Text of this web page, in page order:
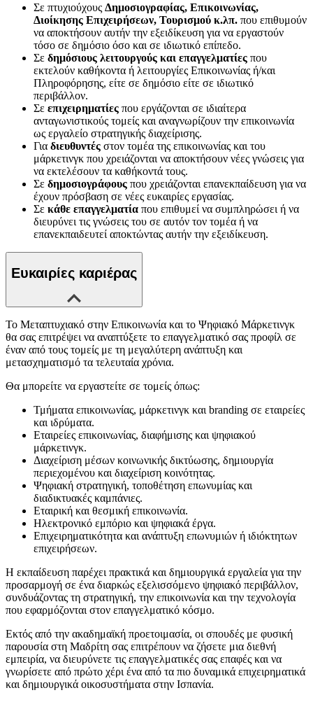
Σε πτυχιούχους Δημοσιογραφίας, Επικοινωνίας,
Διοίκησης Επιχειρήσεων, Τουρισμού κ.λπ. που επιθυμούν
να αποκτήσουν αυτήν την εξειδίκευση για να εργαστούν
τόσο σε δημόσιο όσο και σε ιδιωτικό επίπεδο.
Σε δημόσιους λειτουργούς και επαγγελματίες που
εκτελούν καθήκοντα ή λειτουργίες Επικοινωνίας ή/και
Πληροφόρησης, είτε σε δημόσιο είτε σε ιδιωτικό
περιβάλλον.
Σε επιχειρηματίες που εργάζονται σε ιδιαίτερα
ανταγωνιστικούς τομείς και αναγνωρίζουν την επικοινωνία
ως εργαλείο στρατηγικής διαχείρισης.
Για διευθυντές στον τομέα της επικοινωνίας και του
μάρκετινγκ που χρειάζονται να αποκτήσουν νέες γνώσεις για
να εκτελέσουν τα καθήκοντά τους.
Σε δημοσιογράφους που χρειάζονται επανεκπαίδευση για να
έχουν πρόσβαση σε νέες ευκαιρίες εργασίας.
Σε κάθε επαγγελματία που επιθυμεί να συμπληρώσει ή να
διευρύνει τις γνώσεις του σε αυτόν τον τομέα ή να
επανεκπαιδευτεί αποκτώντας αυτήν την εξειδίκευση.
Ευκαιρίες καριέρας
Το Μεταπτυχιακό στην Επικοινωνία και το Ψηφιακό Μάρκετινγκ
θα σας επιτρέψει να αναπτύξετε το επαγγελματικό σας προφίλ σε
έναν από τους τομείς με τη μεγαλύτερη ανάπτυξη και
μετασχηματισμό τα τελευταία χρόνια.
Θα μπορείτε να εργαστείτε σε τομείς όπως:
Τμήματα επικοινωνίας, μάρκετινγκ και branding σε εταιρείες
και ιδρύματα.
Εταιρείες επικοινωνίας, διαφήμισης και ψηφιακού
μάρκετινγκ.
Διαχείριση μέσων κοινωνικής δικτύωσης, δημιουργία
περιεχομένου και διαχείριση κοινότητας.
Ψηφιακή στρατηγική, τοποθέτηση επωνυμίας και
διαδικτυακές καμπάνιες.
Εταιρική και θεσμική επικοινωνία.
Ηλεκτρονικό εμπόριο και ψηφιακά έργα.
Επιχειρηματικότητα και ανάπτυξη επωνυμιών ή ιδιόκτητων
επιχειρήσεων.
Η εκπαίδευση παρέχει πρακτικά και δημιουργικά εργαλεία για την
προσαρμογή σε ένα διαρκώς εξελισσόμενο ψηφιακό περιβάλλον,
συνδυάζοντας τη στρατηγική, την επικοινωνία και την τεχνολογία
που εφαρμόζονται στον επαγγελματικό κόσμο.
Εκτός από την ακαδημαϊκή προετοιμασία, οι σπουδές με φυσική
παρουσία στη Μαδρίτη σας επιτρέπουν να ζήσετε μια διεθνή
εμπειρία, να διευρύνετε τις επαγγελματικές σας επαφές και να
γνωρίσετε από πρώτο χέρι ένα από τα πιο δυναμικά επιχειρηματικά
και δημιουργικά οικοσυστήματα στην Ισπανία.